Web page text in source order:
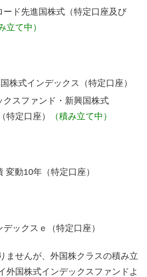
ード先進国株式（特定口座及び
立て中）
株式インデックス（特定口座）
クスファンド・新興国株式
特定口座）
（積み立て中）
変動10年（特定口座）
ックスｅ（特定口座）
ませんが、外国株クラスの積み立
外国株式インデックスファンドよ